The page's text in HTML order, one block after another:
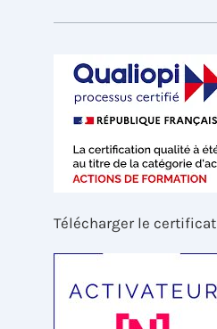
Télécharger le